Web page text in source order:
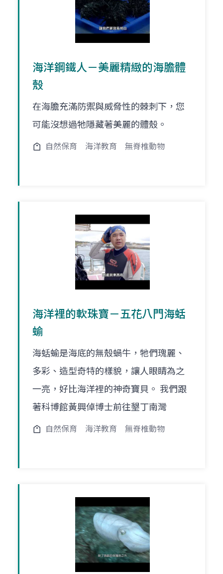
海洋鋼鐵人－美麗精緻的海膽體
殼
在海膽充滿防禦與威脅性的棘刺下，您
可能沒想過牠隱藏著美麗的體殼。
自然保育 海洋教育 無脊椎動物
海洋裡的軟珠寶－五花八門海蛞
蝓
海蛞蝓是海底的無殼蝸牛，牠們瑰麗、
多彩、造型奇特的樣貌，讓人眼睛為之
一亮，好比海洋裡的神奇寶貝。 我們跟
著科博館黃興倬博士前往墾丁南灣
自然保育 海洋教育 無脊椎動物